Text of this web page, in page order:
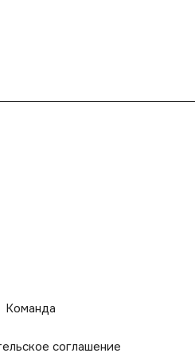
Команда
соглашение